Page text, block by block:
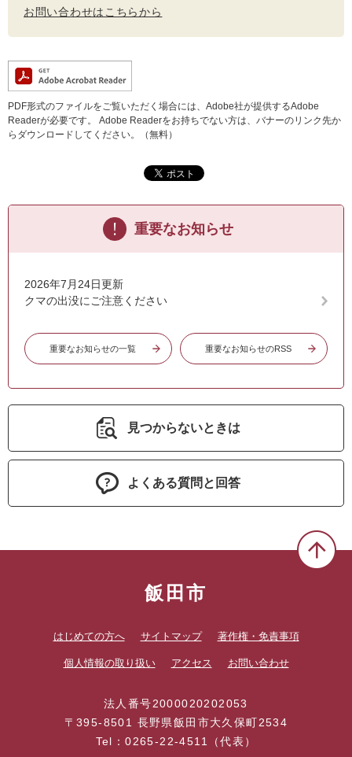
お問い合わせはこちらから
PDF形式のファイルをご覧いただく場合には、Adobe社が提供するAdobe
Readerが必要です。
Adobe Readerをお持ちでない方は、バナーのリンク先か
らダウンロードしてください。（無料）
重要なお知らせ
2026年7月24日更新
クマの出没にご注意ください
重要なお知らせの一覧 重要なお知らせのRSS
見つからないときは
よくある質問と回答
飯田市
はじめての方へ サイトマップ 著作権・免責事項
個人情報の取り扱い アクセス お問い合わせ
法人番号2000020202053
〒395-8501 長野県飯田市大久保町2534
Tel：0265-22-4511（代表）